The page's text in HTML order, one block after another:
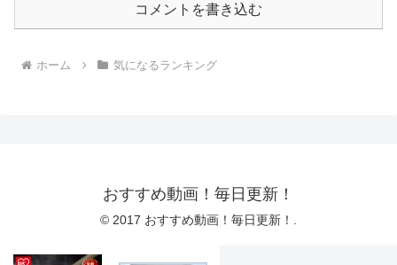
コメントを書き込む
ホーム 気になるランキング
おすすめ動画！毎日更新！
© 2017 おすすめ動画！毎日更新！.